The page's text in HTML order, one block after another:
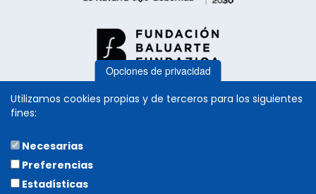
Opciones de privacidad
Utilizamos cookies propias y de terceros para los siguientes
fines:
Necesarias
Preferencias
Estadísticas